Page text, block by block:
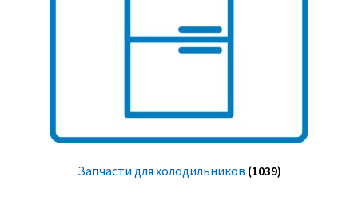
Запчасти для холодильников (1039)